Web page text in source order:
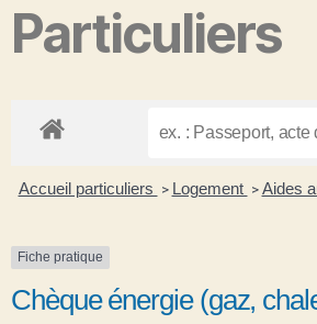
Particuliers
Accueil particuliers > Logement > Aides
Fiche pratique
Chèque énergie (gaz,